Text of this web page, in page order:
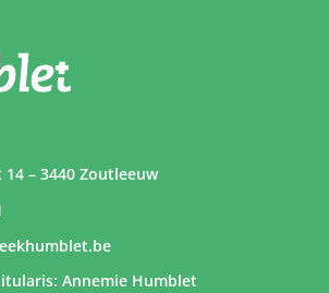
– 3440 Zoutleeuw
Annemie Humblet